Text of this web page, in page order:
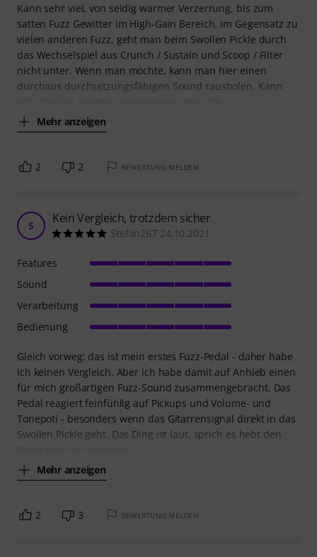
Kann sehr viel, von seidig warmer Verzerrung, bis zum
satten Fuzz Gewitter im High-Gain Bereich. Im Gegensatz zu
vielen anderen Fuzz, geht man beim Swollen Pickle durch
das Wechselspiel aus Crunch / Sustain und Scoop / Filter
nicht unter. Wenn man möchte, kann man hier einen
durchaus durchsetzungsfähigen Sound rausholen. Kann
Mehr anzeigen
2 2 BEWERTUNG MELDEN
S Kein Vergleich, trotzdem sicher
Stefan267 24.10.2021
Gleich vorweg: das ist mein erstes Fuzz-Pedal - daher habe
ich keinen Vergleich. Aber ich habe damit auf Anhieb einen
für mich großartigen Fuzz-Sound zusammengebracht. Das
Pedal reagiert feinfühlig auf Pickups und Volume- und
Tonepoti - besonders wenn das Gitarrensignal direkt in das
Swollen Pickle geht. Das Ding ist laut, sprich es hebt den
Mehr anzeigen
Features
Sound
Verarbeitung
Bedienung
2 3 BEWERTUNG MELDEN